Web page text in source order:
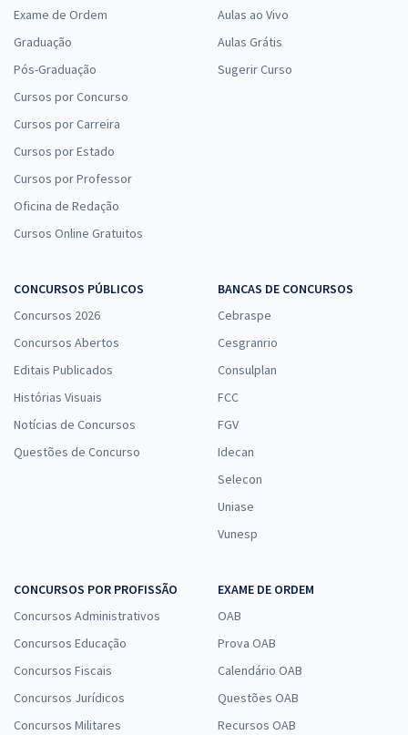
Exame de Ordem
Graduação
Pós-Graduação
Cursos por Concurso
Cursos por Carreira
Cursos por Estado
Cursos por Professor
Oficina de Redação
Cursos Online Gratuitos
Aulas ao Vivo
Aulas Grátis
Sugerir Curso
CONCURSOS PÚBLICOS
Concursos 2026
Concursos Abertos
Editais Publicados
Histórias Visuais
Notícias de Concursos
Questões de Concurso
BANCAS DE CONCURSOS
Cebraspe
Cesgranrio
Consulplan
FCC
FGV
Idecan
Selecon
Uniase
Vunesp
CONCURSOS POR PROFISSÃO
Concursos Administrativos
Concursos Educação
Concursos Fiscais
Concursos Jurídicos
Concursos Militares
EXAME DE ORDEM
OAB
Prova OAB
Calendário OAB
Questões OAB
Recursos OAB